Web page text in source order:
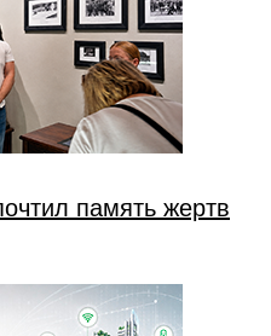
память жертв